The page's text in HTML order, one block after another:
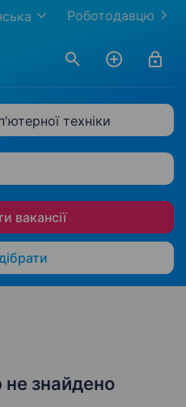
Роботодавцю
техніки
вакансії
знайдено